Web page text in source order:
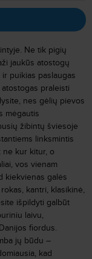
Ne tik pigių
jaukūs atostogų
puikias paslaugas
praleisti
nes gėlių pievos
mėgautis
žibintų šviesoje
linksmintis
kur kitur, o
vos vienam
kiekvienas galės
kantri, klasikinė,
išpildyti galbūt
laivu,
fiordus.
jų būdu –
kad